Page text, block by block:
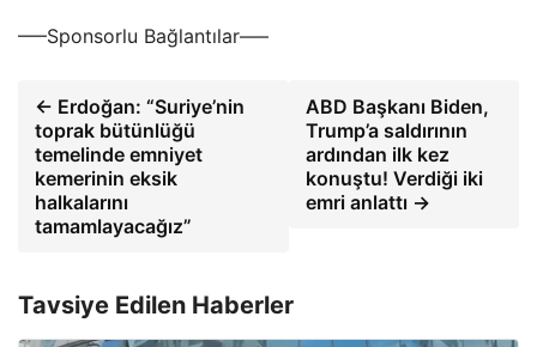
—–Sponsorlu Bağlantılar—–
← Erdoğan: “Suriye’nin
toprak bütünlüğü
temelinde emniyet
kemerinin eksik
halkalarını
tamamlayacağız”
ABD Başkanı Biden,
Trump’a saldırının
ardından ilk kez
konuştu! Verdiği iki
emri anlattı →
Tavsiye Edilen Haberler